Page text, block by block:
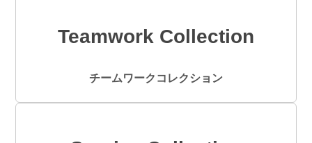
Teamwork Collection
チームワークコレクション